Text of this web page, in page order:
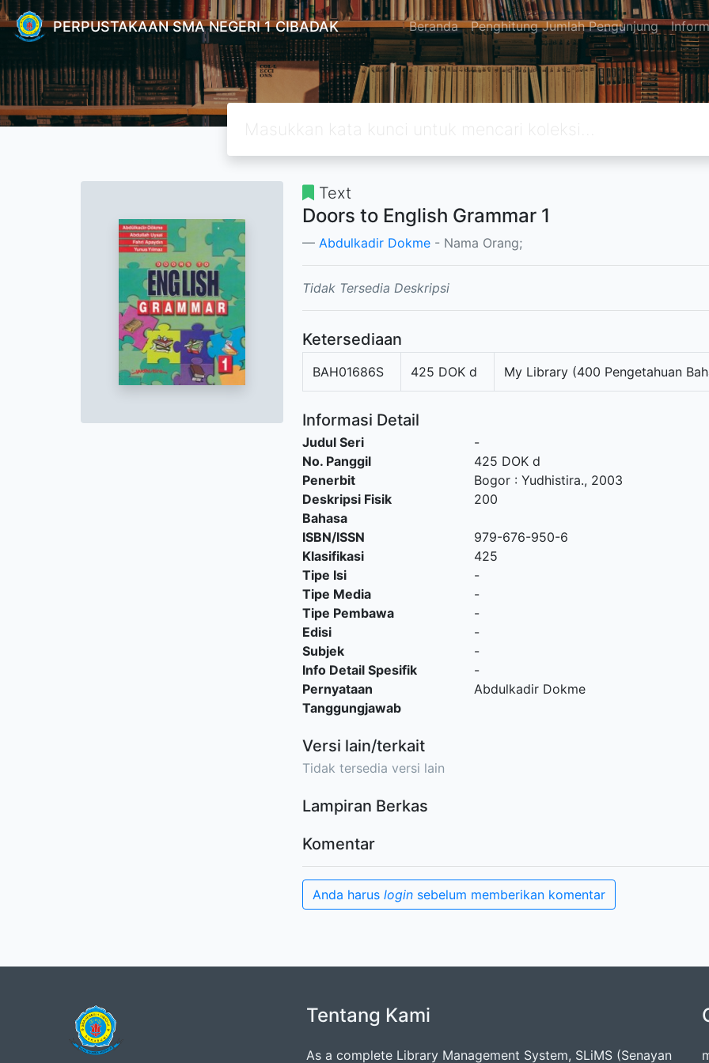
PERPUSTAKAAN SMA NEGERI 1 CIBADAK Beranda Penghitung Jumlah Pengunjung
Text
Doors to English Grammar 1
Abdulkadir Dokme - Nama Orang;
Tidak Tersedia Deskripsi
Ketersediaan
BAH01686S 425 DOK d My Library (400 Pengetahuan
Informasi Detail
Judul Seri
-
No. Panggil
425 DOK d
Penerbit
Bogor: Yudhistira., 2003
Deskripsi Fisik
200
Bahasa
ISBN/ISSN
979-676-950-6
Klasifikasi
425
Tipe Isi
-
Tipe Media
-
Tipe Pembawa
-
Edisi
-
Subjek
-
Info Detail Spesifik
-
Pernyataan
Tanggungjawab
Abdulkadir Dokme
Versi lain/terkait
Tidak tersedia versi lain
Lampiran Berkas
Komentar
Anda harus login sebelum memberikan komentar
Tentang Kami
As a complete Library Management System, SLiMS (Senayan